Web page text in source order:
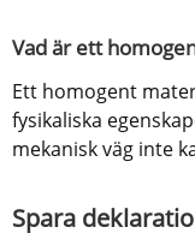
Vad är ett
Ett homogent
fysikaliska
mekanisk väg inte
Spara